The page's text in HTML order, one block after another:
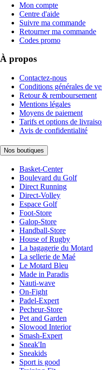
Mon compte
Centre d'aide
Suivre ma commande
Retourner ma commande
Codes promo
À propos
Contactez-nous
Conditions générales de
Retour & remboursement
Mentions légales
Moyens de paiement
Tarifs et options de
Avis de confidentialité
Nos boutiques
Basket-Center
Boulevard du Golf
Direct Running
Direct-Volley
Espace Golf
Foot-Store
Galop-Store
Handball-Store
House of Rugby
La bagagerie du Motard
La sellerie de Maé
Le Motard Bleu
Made in Paradis
Nauti-wave
On-Fight
Padel-Expert
Pecheur-Store
Pet and Garden
Slowood Interior
Smash-Expert
Sneak'In
Sneakids
Sport is good